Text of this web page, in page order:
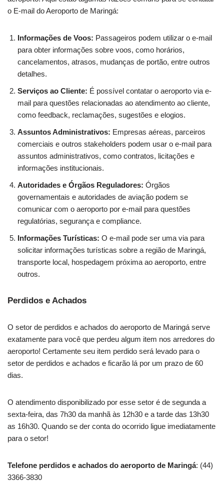
o E-mail do Aeroporto de Maringá:
Informações de Voos: Passageiros podem utilizar o e-mail
para obter informações sobre voos, como horários,
cancelamentos, atrasos, mudanças de portão, entre outros
detalhes.
Serviços ao Cliente: É possível contatar o aeroporto via e-
mail para questões relacionadas ao atendimento ao cliente,
como feedback, reclamações, sugestões e elogios.
Assuntos Administrativos: Empresas aéreas, parceiros
comerciais e outros stakeholders podem usar o e-mail para
assuntos administrativos, como contratos, licitações e
informações institucionais.
Autoridades e Órgãos Reguladores: Órgãos
governamentais e autoridades de aviação podem se
comunicar com o aeroporto por e-mail para questões
regulatórias, segurança e compliance.
Informações Turísticas: O e-mail pode ser uma via para
solicitar informações turísticas sobre a região de Maringá,
transporte local, hospedagem próxima ao aeroporto, entre
outros.
Perdidos e Achados
O setor de perdidos e achados do aeroporto de Maringá serve
exatamente para você que perdeu algum item nos arredores do
aeroporto! Certamente seu item perdido será levado para o
setor de perdidos e achados e ficarão lá por um prazo de 60
dias.
O atendimento disponibilizado por esse setor é de segunda a
sexta-feira, das 7h30 da manhã às 12h30 e a tarde das 13h30
as 16h30. Quando se der conta do ocorrido ligue imediatamente
para o setor!
Telefone perdidos e achados do aeroporto de Maringá: (44)
3366-3830